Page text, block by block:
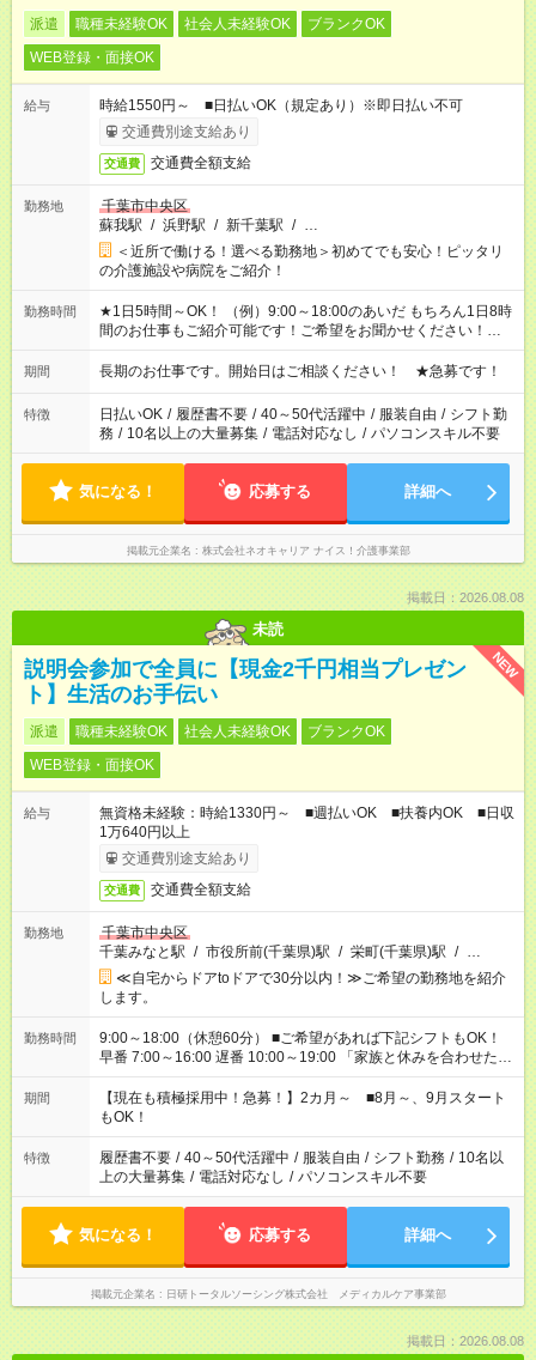
派遣 職種未経験OK 社会人未経験OK
ブランクOK
WEB登録・面接OK
給与
時給1550円～ ■日払いOK（規定あり）※即日払い不可
交通費別途支給あり
交通費 交通費全額支給
勤務地
千葉市中央区
蘇我駅 / 浜野駅 / 新千葉駅 / …
＜近所で働ける！選べる勤務地＞初めてでも安心！ピッタリ
の介護施設や病院をご紹介！
勤務時間
★1日5時間～OK！ （例）9:00～18:00のあいだ もちろん1日8時
間のお仕事もご紹介可能です！ご希望をお聞かせください！★家
庭の都合でお休みが必要な場合も遠慮なくご相談ください。 ※
週最低15時間以上の勤務が必要です
期間 長期のお仕事です。開始日はご相談ください！ ★急募です！
特徴 日払いOK / 履歴書不要 / 40～50代活躍中 / 服装自由 / シフト勤
務 / 10名以上の大量募集 / 電話対応なし / パソコンスキル不要
気になる！ 応募する 詳細へ
掲載元企業名 株式会社ネオキャリア ナイス！介護事業部
掲載日：2026.08.08
未読
NEW
説明会参加で全員に【現金2千円相当プレゼン
ト】生活のお手伝い
派遣 職種未経験OK 社会人未経験OK
ブランクOK
WEB登録・面接OK
給与
無資格未経験：時給1330円～ ■週払いOK ■扶養内OK ■日収
1万640円以上
交通費別途支給あり
交通費 交通費全額支給
勤務地
千葉市中央区
千葉みなと駅 / 市役所前(千葉県)駅 / 栄町(千葉県)駅 / …
≪自宅からドアtoドアで30分以内！≫ご希望の勤務地を紹介
します。
勤務時間
9:00～18:00（休憩60分） ■ご希望があれば下記シフトもOK！
早番 7:00～16:00 遅番 10:00～19:00 「家族と休みを合わせた
い」 「余裕を持って夕飯の準備がしたい」 「できれば残業はし
たくない」 など、ご希望を教えてくださいね。 ※Wワーク希望
の方へ 今ご覧のお仕事で希望する勤務時間と、もう1つのお仕事
の勤務時間。 合計で週40時間を超える場合は応募できません。
期間
【現在も積極採用中！急募！】2カ月～ ■8月～、9月スタート
もOK！
特徴 履歴書不要 / 40～50代活躍中 / 服装自由 / シフト勤務 / 10名以
上の大量募集 / 電話対応なし / パソコンスキル不要
気になる！ 応募する 詳細へ
掲載元企業名 日研トータルソーシング株式会社 メディカルケア事業部
掲載日：2026.08.08